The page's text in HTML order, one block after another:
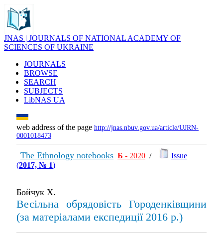
JNAS | JOURNALS OF NATIONAL ACADEMY OF
SCIENCES OF UKRAINE
JOURNALS
BROWSE
SEARCH
SUBJECTS
LibNAS UA
web address of the page http://jnas.nbuv.gov.ua/article/UJRN-
0001018473
The Ethnology notebooks Б - 2020 /
Issue
(2017, № 1)
Бойчук Х.
Весільна обрядовість Городенківщини
(за матеріалами експедиції 2016 р.)